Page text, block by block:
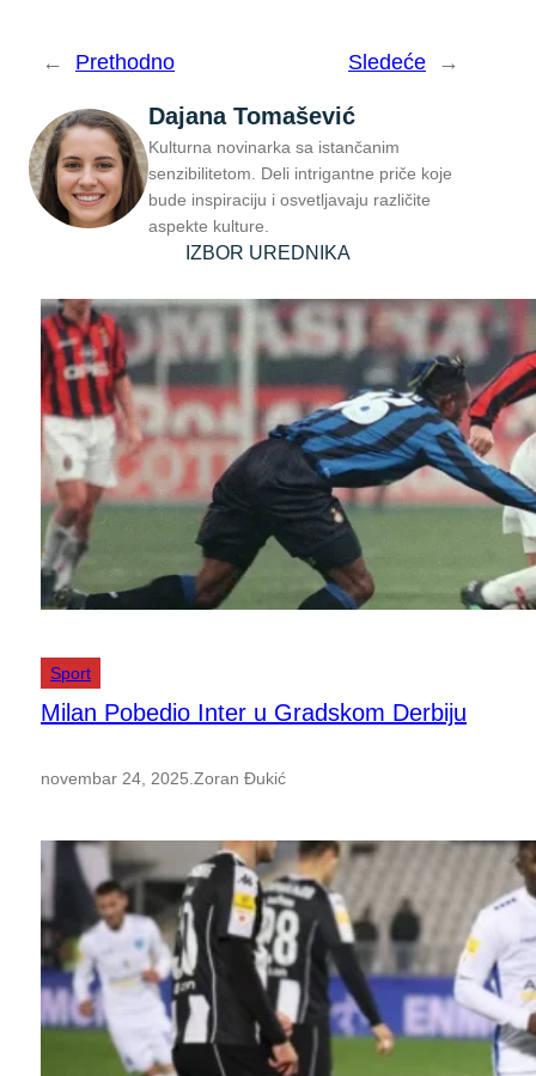
← Prethodno Sledeće →
Dajana Tomašević
Kulturna novinarka sa istančanim
senzibilitetom. Deli intrigantne priče koje
bude inspiraciju i osvetljavaju različite
aspekte kulture.
IZBOR UREDNIKA
Sport
Milan Pobedio Inter u Gradskom Derbiju
novembar 24, 2025 Zoran Đukić